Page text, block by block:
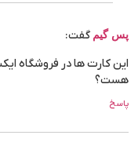
پس گیم گفت:
این کارت ها در فروشگاه
هست؟
پاسخ